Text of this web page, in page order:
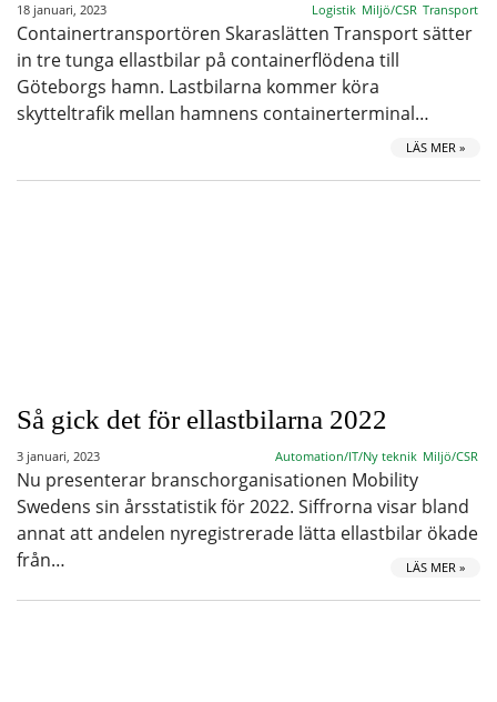
18 januari, 2023 Logistik Miljö/CSR Transport
Containertransportören Skaraslätten Transport sätter
in tre tunga ellastbilar på containerflödena till
Göteborgs hamn. Lastbilarna kommer köra
skytteltrafik mellan hamnens containerterminal…
LÄS MER »
Så gick det för ellastbilarna 2022
3 januari, 2023 Automation/IT/Ny teknik Miljö/CSR
Nu presenterar branschorganisationen Mobility
Swedens sin årsstatistik för 2022. Siffrorna visar bland
annat att andelen nyregistrerade lätta ellastbilar ökade
från…
LÄS MER »